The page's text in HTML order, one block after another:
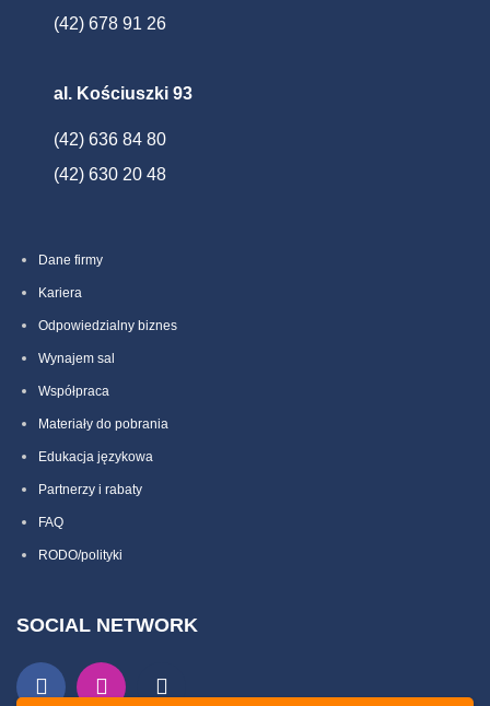
(42) 678 91 26
al. Kościuszki 93
(42) 636 84 80
(42) 630 20 48
Dane firmy
Kariera
Odpowiedzialny biznes
Wynajem sal
Współpraca
Materiały do pobrania
Edukacja językowa
Partnerzy i rabaty
FAQ
RODO/polityki
SOCIAL NETWORK